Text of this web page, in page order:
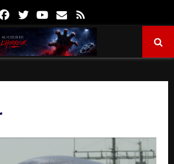
FacebookTwitterYoutube
Email